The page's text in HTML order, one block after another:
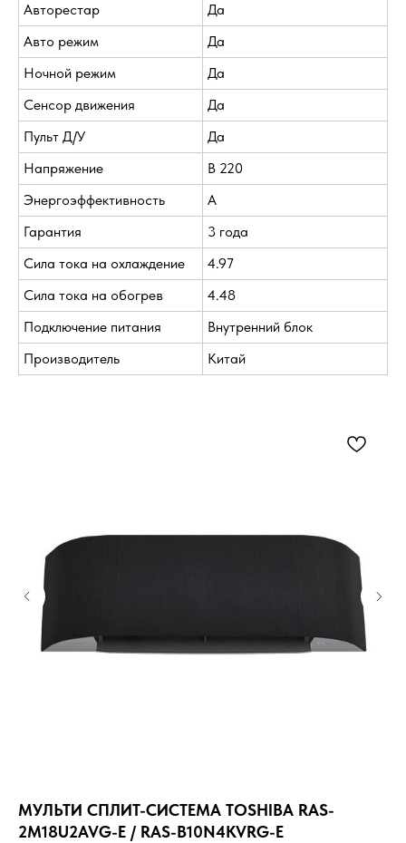
Авторестар
Да
Авто режим
Да
Ночной режим
Да
Сенсор движения
Да
Пульт Д/У
Да
Напряжение
В 220
Энергоэффективность
A
Гарантия
3 года
Сила тока на охлаждение
4.97
Сила тока на обогрев
4.48
Подключение питания
Внутренний блок
Производитель
Китай
МУЛЬТИ СПЛИТ-СИСТЕМА TOSHIBA RAS-
2M18U2AVG-E / RAS-B10N4KVRG-E